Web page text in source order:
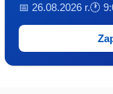
📅 26.08.2026 r.🕐